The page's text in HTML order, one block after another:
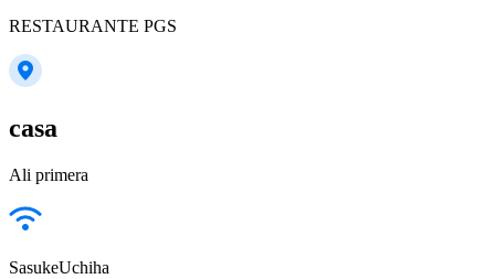
RESTAURANTE PGS
casa
Ali primera
SasukeUchiha